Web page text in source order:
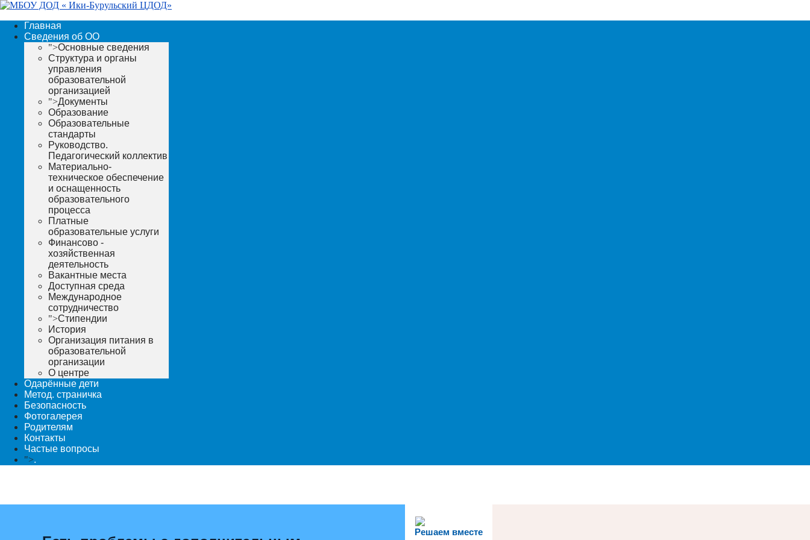
Главная
Сведения об ОО
">Основные сведения
Структура и органы
управления
образовательной
организацией
">Документы
Образование
Образовательные
стандарты
Руководство.
Педагогический коллектив
Материально-
техническое обеспечение
и оснащенность
образовательного
процесса
Платные
образовательные услуги
Финансово -
хозяйственная
деятельность
Вакантные места
Доступная среда
Международное
сотрудничество
">Стипендии
История
Организация питания в
образовательной
организации
О центре
Одарённые дети
Метод. страничка
Безопасность
Фотогалерея
Родителям
Контакты
Частые вопросы
">.
Решаем вместе